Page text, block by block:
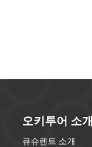
오키투어 소개
큐슈렌트 소개